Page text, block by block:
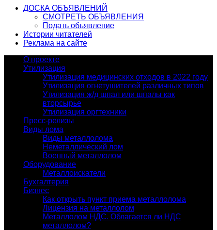
ДОСКА ОБЪЯВЛЕНИЙ
СМОТРЕТЬ ОБЪЯВЛЕНИЯ
Подать объявление
Истории читателей
Реклама на сайте
О проекте
Утилизация
Утилизация медицинских отходов в 2022 году
Утилизация огнетушителей различных типов
Утилизация ж/д шпал или шпалы как
вторсырье
Утилизация оргтехники
Пресс-релизы
Виды лома
Виды металлолома
Неметаллический лом
Военный металлолом
Оборудование
Металлоискатели
Бухгалтерия
Бизнес
Как открыть пункт приема металлолома
Лицензия на металлолом
Металлолом НДС. Облагается ли НДС
металлолом?